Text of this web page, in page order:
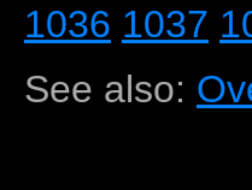
1036 1037
See also: